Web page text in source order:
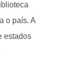
o país. A
estados